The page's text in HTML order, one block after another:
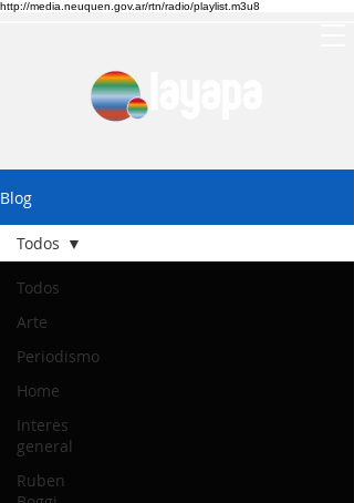
http://media.neuquen.gov.ar/rtn/radio/playlist.m3u8
Blog
Todos
Arte
Periodismo
Home
Interes
general
Ruben
Todos